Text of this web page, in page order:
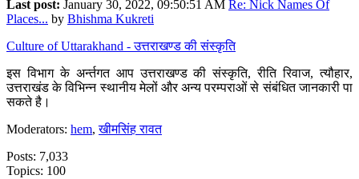
Last post: January 30, 2022, 09:50:51 AM Re: Nick Names Of
Places... by Bhishma Kukreti
Culture of Uttarakhand - उत्तराखण्ड की संस्कृति
इस विभाग के अर्न्तगत आप उत्तराखण्ड की संस्कृति, रीति रिवाज, त्यौहार,
उत्तराखंड के विभिन्न स्थानीय मेलों और अन्य परम्पराओं से संबंधित जानकारी पा
सकते है।
Moderators: hem,खीमसिंह रावत
Posts: 7,033
Topics: 100